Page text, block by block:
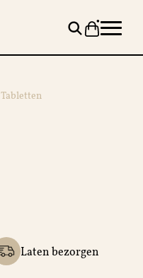
Tabletten
Laten bezorgen